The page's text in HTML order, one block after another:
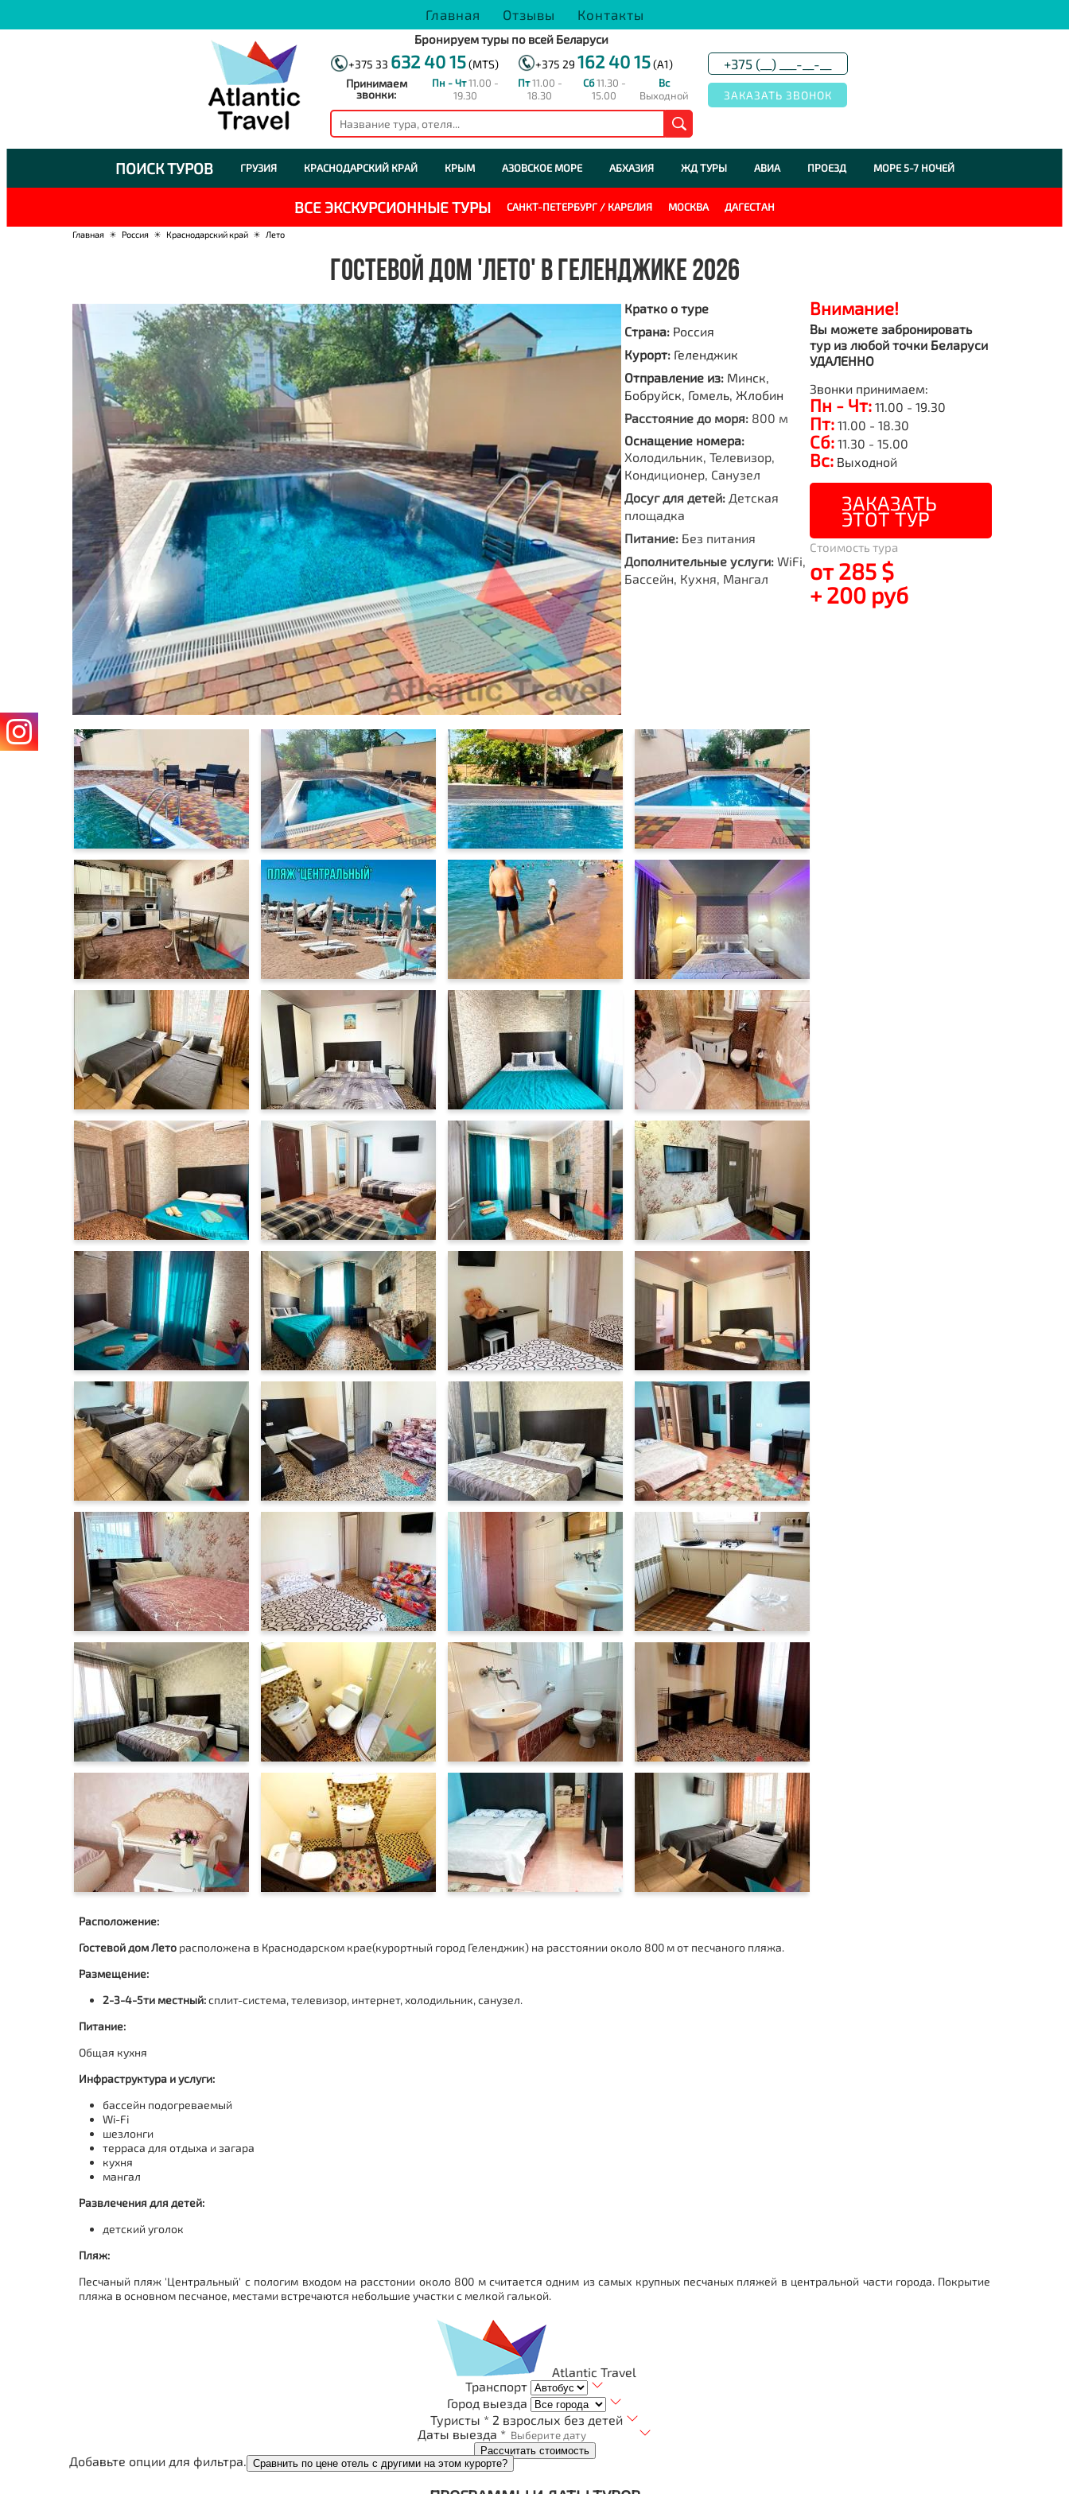
Главная Отзывы Контакты
Бронируем туры по всей Беларуси
+375 33 632 40 15(MTS) +375 29 162 40 15(A1)
Принимаем
звонки:
Пн - Чт11.00 -
19.30
Пт11.00 -
18.30
Сб11.30 -
15.00
Вс
Выходной
ПОИСК ТУРОВ ГРУЗИЯ КРАСНОДАРСКИЙ КРАЙ КРЫМ АЗОВСКОЕ МОРЕ АБХАЗИЯ ЖД ТУРЫ АВИА ПРОЕЗД МОРЕ 5-7 НОЧЕЙ
ВСЕ ЭКСКУРСИОННЫЕ ТУРЫ САНКТ-ПЕТЕРБУРГ / КАРЕЛИЯ МОСКВА ДАГЕСТАН
Главная ☀ Россия ☀ Краснодарский край ☀ Лето
ГОСТЕВОЙ ДОМ 'ЛЕТО' В ГЕЛЕНДЖИКЕ 2026
Кратко о туре
Страна: Россия
Курорт: Геленджик
Отправление из: Минск,
Бобруйск, Гомель, Жлобин
Расстояние до моря:800 м
Оснащение номера:
Холодильник, Телевизор,
Кондиционер, Санузел
Досуг для детей:Детская
площадка
Питание:Без питания
Дополнительные услуги:WiFi,
Бассейн, Кухня, Мангал
Внимание!
Вы можете забронировать
тур из любой точки Беларуси
УДАЛЕННО
Звонки принимаем:
Пн - Чт:11.00 - 19.30
Пт:11.00 - 18.30
Сб:11.30 - 15.00
Вс:Выходной
ЗАКАЗАТЬ
ЭТОТ ТУР
Стоимость тура
от 285 $
+ 200 руб
Расположение:
Гостевой дом Леторасположена в Краснодарском крае(курортный город Геленджик) на расстоянии около 800 м от песчаного пляжа.
Размещение:
2-3-4-5ти местный:сплит-система, телевизор, интернет, холодильник, санузел.
Питание:
Общая кухня
Инфраструктура и услуги:
бассейн подогреваемый
Wi-Fi
шезлонги
терраса для отдыха и загара
кухня
мангал
Развлечения для детей:
детский уголок
Пляж:
Песчаный пляж 'Центральный' с пологим входом на расстонии около 800 м считается одним из самых крупных песчаных пляжей в центральной части города. Покрытие
пляжа в основном песчаное, местами встречаются небольшие участки с мелкой галькой.
Atlantic Travel
Транспорт
Город выезда
Туристы * 2 взрослых без детей
Даты выезда *
Рассчитать стоимость
Добавьте опции для фильтра. Сравнить по цене отель с другими на этом курорте?